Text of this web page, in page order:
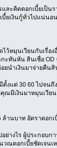
ะคิดดอกเบี้ยเป็นร
บี้ยเงินกู้ทั่วไปแน่นอน
ว้หมุนเวียนกับเรื่อ
ทันหัน สินเชื่อ
นำเงินมาจ่ายคืนสิ
งแต่ 30 60 ไปจนถึ
มีเงินมาหมุนเวีย
านบาท อัตราดอก
างไร ผู้ประกอบก
ณดอกเบี้ยชัดเจนเ